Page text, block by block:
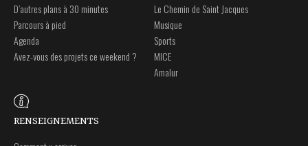
D’autres plans à 30 minutes
Parcours à pied
Agenda
Avez-vous des projets ce weekend ?
Le Chemin de Saint Jacques
Musique
Sports
MICE
Amalur
RENSEIGNEMENTS